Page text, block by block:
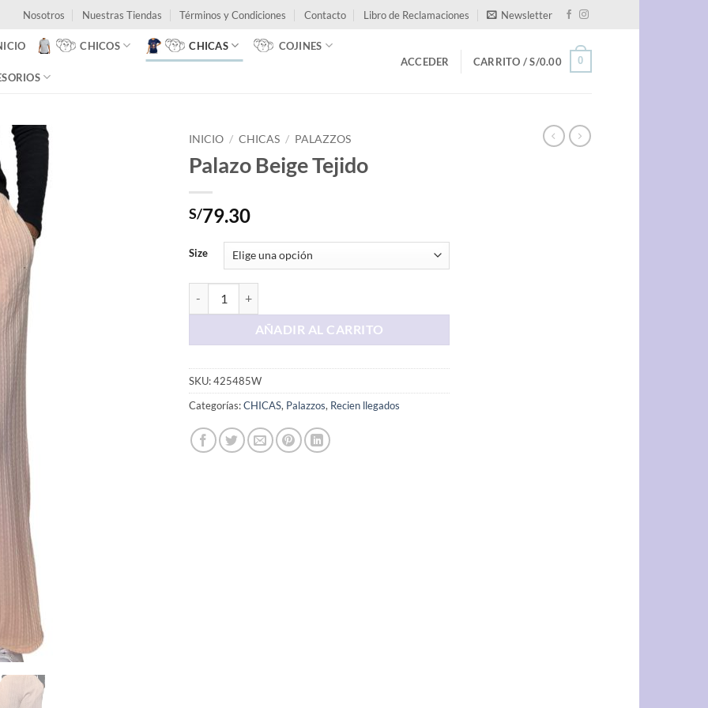
Nosotros Nuestras Tiendas Términos y Condiciones Contacto Libro de Reclamaciones Newsletter
CHICOS CHICAS COJINES
ACCEDER CARRITO /S/0.00 0
INICIO / CHICAS / PALAZZOS
Palazo Beige Tejido
S/79.30
Size
AÑADIR AL CARRITO
SKU:425485W
Categorías:CHICAS, Palazzos, Recien llegados